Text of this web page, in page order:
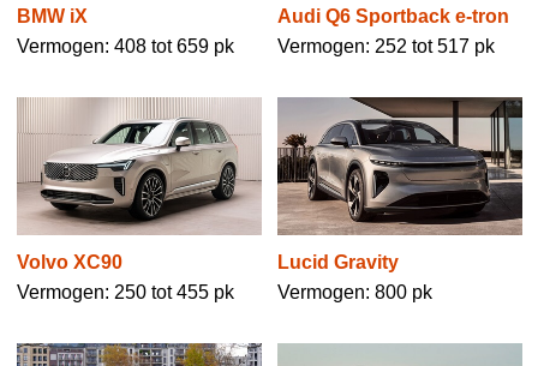
BMW iX
Vermogen: 408 tot 659 pk
Audi Q6 Sportback e-tron
Vermogen: 252 tot 517 pk
Volvo XC90
Vermogen: 250 tot 455 pk
Lucid Gravity
Vermogen: 800 pk